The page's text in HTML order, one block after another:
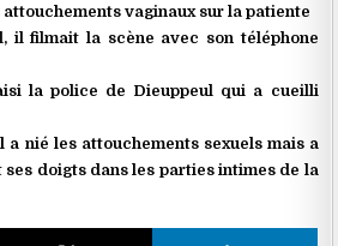
vaginaux sur la patiente
il filmait la scène avec son téléphone
la police de Dieuppeul qui a cueilli
a nié les attouchements sexuels mais a
doigts dans les parties intimes de la